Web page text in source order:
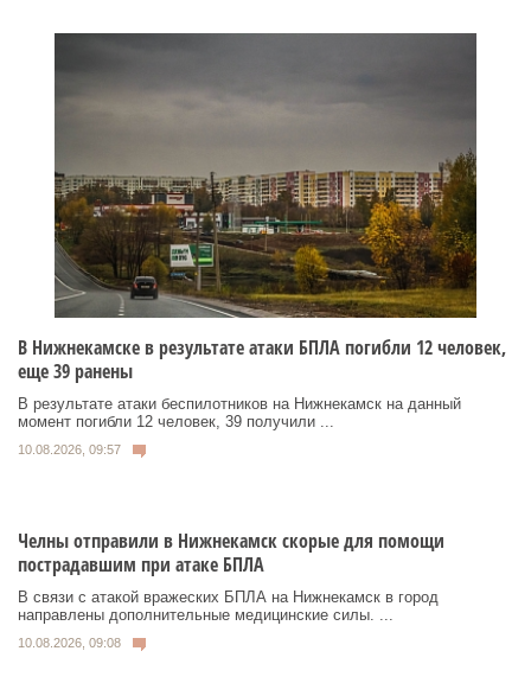
В Нижнекамске в результате атаки БПЛА погибли 12 человек,
еще 39 ранены
В результате атаки беспилотников на Нижнекамск на данный
момент погибли 12 человек, 39 получили ...
10.08.2026, 09:57
Челны отправили в Нижнекамск скорые для помощи
пострадавшим при атаке БПЛА
В связи с атакой вражеских БПЛА на Нижнекамск в город
направлены дополнительные медицинские силы. ...
10.08.2026, 09:08